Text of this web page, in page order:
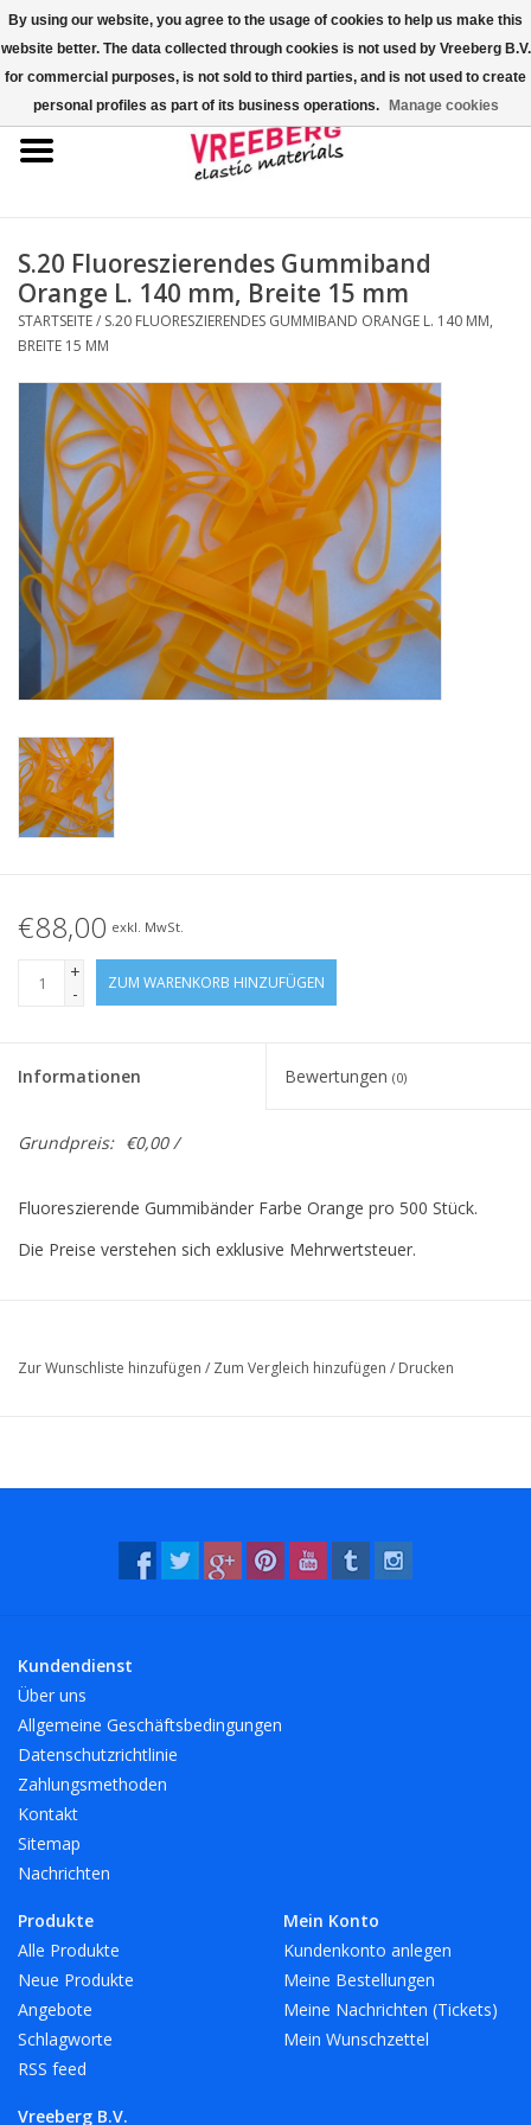
0 Artikel - €0,00
Startseite
Bunte Gummibänder
Gummispannseile
Palettenspanner
Kreuzgummibänder/X-Bands
Fastfix-Spannbänder
Geknotete Elastikschlaufe
Schwarze Gummibänder –
Sonderangebot!
Weiße Gummibänder –
Sonderangebot!
S.20 Fluoreszierendes Gummiband
Orange L. 140 mm, Breite 15 mm
STARTSEITE/ S.20 FLUORESZIERENDES GUMMIBAND ORANGE L. 140 MM,
BREITE 15 MM
€88,00 exkl. MwSt.
+
-
ZUM WARENKORB HINZUFÜGEN
Informationen Bewertungen (0)
Grundpreis: €0,00 /
Fluoreszierende Gummibänder Farbe Orange pro 500 Stück.
Die Preise verstehen sich exklusive Mehrwertsteuer.
Zur Wunschliste hinzufügen / Zum Vergleich hinzufügen / Drucken
Kundendienst
Über uns
Allgemeine Geschäftsbedingungen
Datenschutzrichtlinie
Zahlungsmethoden
Kontakt
Sitemap
Nachrichten
Produkte
Alle Produkte
Neue Produkte
Angebote
Schlagworte
RSS feed
Mein Konto
Kundenkonto anlegen
Meine Bestellungen
Meine Nachrichten (Tickets)
Mein Wunschzettel
Vreeberg B.V.
By using our website, you agree to the usage of cookies to help us make this
website better. The data collected through cookies is not used by Vreeberg B.V.
for commercial purposes, is not sold to third parties, and is not used to create
personal profiles as part of its business operations.
Manage cookies